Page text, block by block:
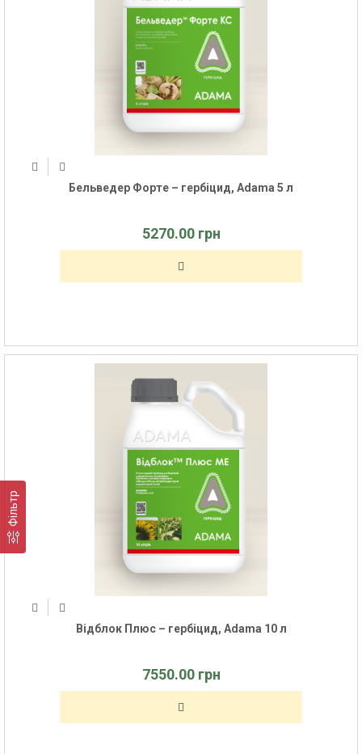
Фільтр
Бельведер Форте – гербіцид, Adama 5 л
5270.00 грн
Відблок Плюс – гербіцид, Adama 10 л
7550.00 грн